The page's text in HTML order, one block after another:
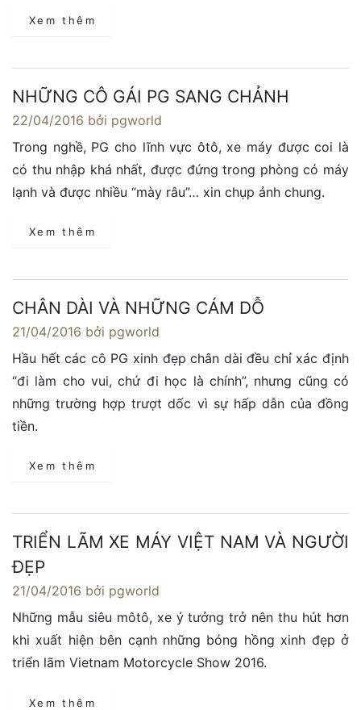
Xem thêm
NHỮNG CÔ GÁI PG SANG CHẢNH
22/04/2016 bởi pgworld
Trong nghề, PG cho lĩnh vực ôtô, xe máy được coi là
có thu nhập khá nhất, được đứng trong phòng có máy
lạnh và được nhiều “mày râu”… xin chụp ảnh chung.
Xem thêm
CHÂN DÀI VÀ NHỮNG CÁM DỖ
21/04/2016 bởi pgworld
Hầu hết các cô PG xinh đẹp chân dài đều chỉ xác định
“đi làm cho vui, chứ đi học là chính”, nhưng cũng có
những trường hợp trượt dốc vì sự hấp dẫn của đồng
tiền.
Xem thêm
TRIỂN LÃM XE MÁY VIỆT NAM VÀ NGƯỜI
ĐẸP
21/04/2016 bởi pgworld
Những mẫu siêu môtô, xe ý tưởng trở nên thu hút hơn
khi xuất hiện bên cạnh những bóng hồng xinh đẹp ở
triển lãm Vietnam Motorcycle Show 2016.
Xem thêm